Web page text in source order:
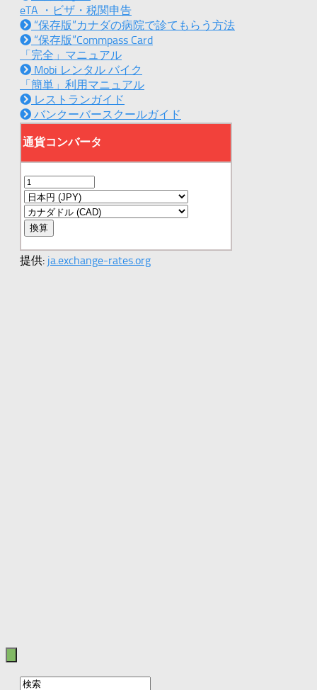
eTA ・ビザ・税関申告
“保存版”カナダの病院で診てもらう方法
“保存版”Commpass Card
「完全」マニュアル
Mobi レンタル バイク
「簡単」利用マニュアル
レストランガイド
バンクーバースクールガイド
提供: ja.exchange-rates.org